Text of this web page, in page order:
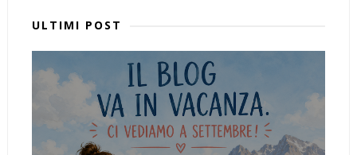
ULTIMI POST